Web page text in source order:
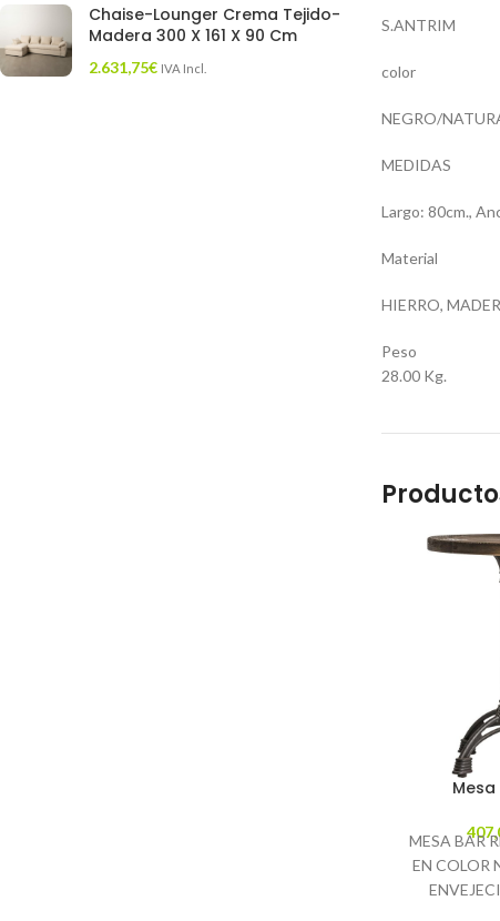
Chaise-Lounger Crema Tejido-
Madera 300 X 161 X 90 Cm
2.631,75€ IVA Incl.
S.ANTRIM
color
NEGRO/
MEDIDAS
Largo: 80cm.,
Material
HIERRO,
Peso
28.00 Kg.
MESA BAR
EN COLOR